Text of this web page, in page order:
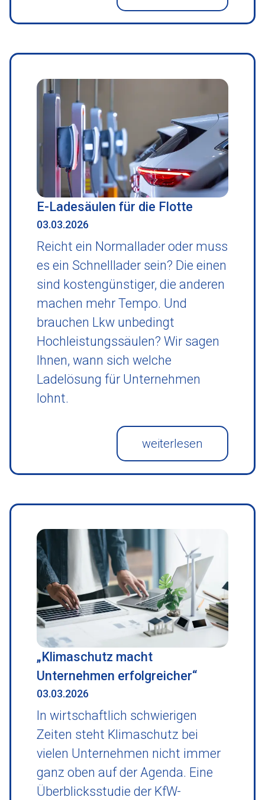
E-Ladesäulen für die Flotte
03.03.2026
Reicht ein Normallader oder muss
es ein Schnelllader sein? Die einen
sind kostengünstiger, die anderen
machen mehr Tempo. Und
brauchen Lkw unbedingt
Hochleistungssäulen? Wir sagen
Ihnen, wann sich welche
Ladelösung für Unternehmen
lohnt.
weiterlesen
„Klimaschutz macht
Unternehmen erfolgreicher“
03.03.2026
In wirtschaftlich schwierigen
Zeiten steht Klimaschutz bei
vielen Unternehmen nicht immer
ganz oben auf der Agenda. Eine
Überblicksstudie der KfW-